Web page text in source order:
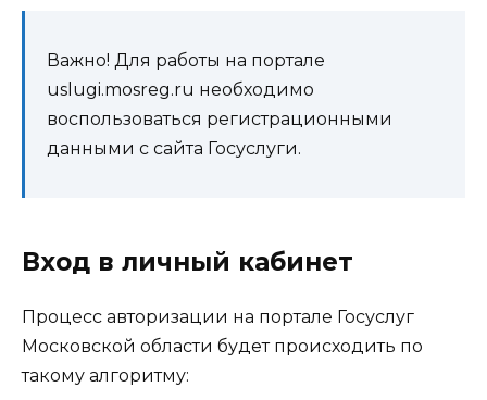
Важно! Для работы на портале
uslugi.mosreg.ru необходимо
воспользоваться регистрационными
данными с сайта Госуслуги.
Вход в личный кабинет
Процесс авторизации на портале Госуслуг
Московской области будет происходить по
такому алгоритму: